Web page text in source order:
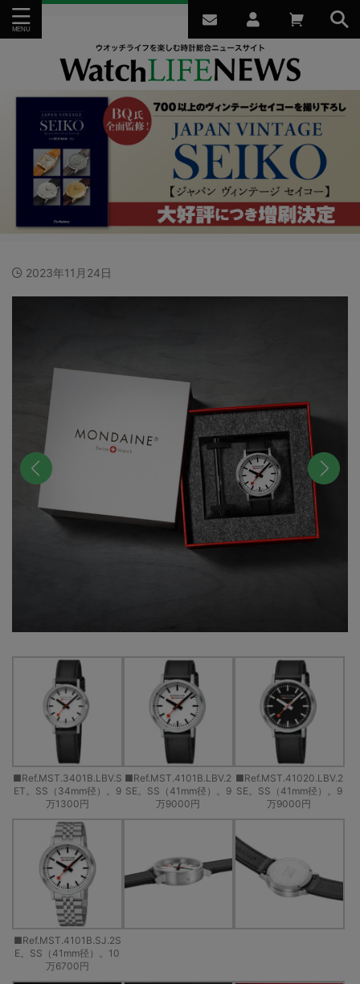
2023年11月24日
前へ 次へ
■Ref.MST.3401B.LBV.S
ET。SS（34mm径）。9
万1300円
■Ref.MST.4101B.LBV.2
SE。SS（41mm径）。9
万9000円
■Ref.MST.41020.LBV.2
SE。SS（41mm径）。9
万9000円
■Ref.MST.4101B.SJ.2S
E。SS（41mm径）。10
万6700円